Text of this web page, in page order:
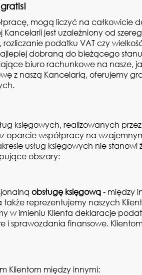
mogą liczyć na całkowicie
Kancelarii jest uzależniony od
podatku VAT czy
dobraną do bieżącego
biuro rachunkowe na nasze,
z naszą Kancelarią, oferujemy
księgowych, realizowanych
oparcie współpracy na
usług księgowych nie
obszary:
obsługę księgową- między
reprezentujemy naszych
w imieniu Klienta deklaracje
i sprawozdania finansowe.
Klientom między innymi: